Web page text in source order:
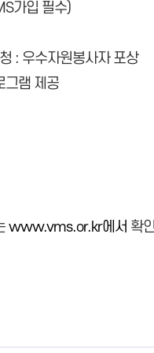
가입 필수)
: 우수자원봉사자 포상
그램 제공
www.vms.or.kr에서 확